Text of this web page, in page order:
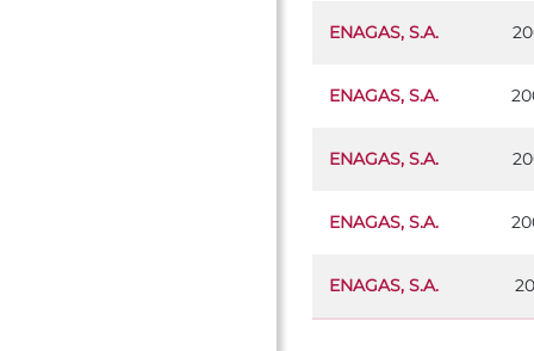
ENAGAS, S.A.
ENAGAS, S.A.
ENAGAS, S.A.
ENAGAS, S.A.
ENAGAS, S.A.